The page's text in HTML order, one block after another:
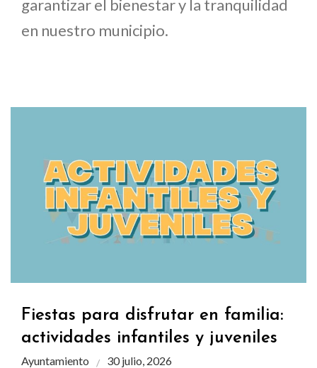
garantizar el bienestar y la tranquilidad
en nuestro municipio.
Fiestas para disfrutar en familia:
actividades infantiles y juveniles
Ayuntamiento 30 julio, 2026